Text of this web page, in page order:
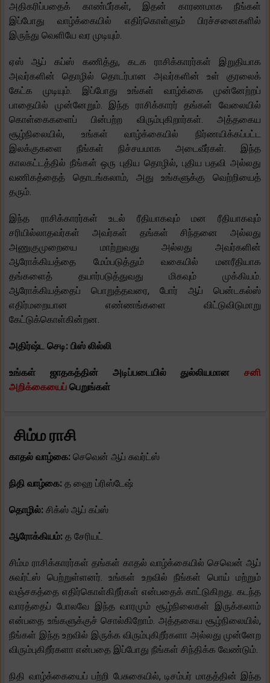
அதிகரிப்பதைக் காண்பீர்கள், இதன் காரணமாக நீங்கள்
இப்போது வாழ்க்கையில் எதிர்கொள்ளும் பிரச்சனைகளில்
இருந்து வெளியே வர முடியும்.
ஏஸ் ஆப் கப்ஸ் கணித்து, கடக ராசிக்காரர்கள் இறுதியாக
அவர்களின் தொழில் தொடர்பான அவர்களின் உள் குரலைக்
கேட்க முடியும். இப்போது உங்கள் வாழ்க்கை முன்னேற்றப்
பாதையில் முன்னேறும். இந்த ராசிக்காரர் தங்கள் வேலையில்
கொள்கைகளைப் பின்பற்ற விரும்புகிறார்கள். அத்தகைய
சூழ்நிலையில், உங்கள் வாழ்க்கையில் நிர்ணயிக்கப்பட்ட
இலக்குகளை நீங்கள் நிச்சயமாக அடைவீர்கள். இந்த
காலகட்டத்தில் நீங்கள் ஒரு புதிய தொழில், புதிய பதவி அல்லது
வணிகத்தைத் தொடங்கலாம், அது உங்களுக்கு வெற்றியைத்
தரும்.
இந்த ராசிக்காரர்கள் உடல் ரீதியாகவும் மன ரீதியாகவும்
சரியில்லாதவர்கள் அவர்கள் தங்கள் சிந்தனை அல்லது
அணுகுமுறையை மாற்றுவது அல்லது அவர்களின்
ஆரோக்கியத்தை மேம்படுத்தும் வகையில் மனரீதியாக
தங்களைத் தயார்படுத்துவது மிகவும் முக்கியம்.
ஆரோக்கியத்தைப் பொறுத்தவரை, போர் ஆப் பென்டகல்ஸ்
எதிர்மறையான எண்ணங்களை விட்டுவிடுமாறு
கேட்டுக்கொள்கின்றன.
அதிர்ஷ்ட செடி: பிஸ் லில்லி
உங்கள் ஜாதகத்தின் அடிப்படையில் துல்லியமான சனி
அறிக்கையைப் பெறுங்கள்
சிம்ம ராசி
காதல் வாழ்கை: செவென் ஆப் சுவர்ட்ஸ்
நிதி வாழ்கை: த ஹை ப்ரிஸ்டேஷ்
தொழில்: சிக்ஸ் ஆப் கப்ஸ்
ஆரோக்கியம்: த சேரியட்
சிம்ம ராசிக்காரர்கள் தங்கள் காதல் வாழ்க்கையில் செவென் ஆப்
சுவர்ட்ஸ் பெற்றுள்ளனர். உங்கள் உறவில் நீங்கள் பொய் மற்றும்
வஞ்சகத்தை எதிர்கொள்கிறீர்கள் என்பதைக் காட்டுகிறது. கடந்த
வாரத்தைப் போலவே இந்த வாரமும் சூழ்நிலைகள் இருக்கலாம்
என்பதை உங்களுக்குச் சொல்கிறோம். அத்தகைய சூழ்நிலையில்,
நீங்கள் இந்த உறவில் இருக்க விரும்புகிறீர்களா அல்லது முன்னேற
விரும்புகிறீர்களா என்பதை இப்போது நீங்கள் சிந்திக்க வேண்டும்.
நிதி வாழ்க்கையைப் பற்றி பேசுகையில், டிசம்பர் மாதத்தின் இந்த